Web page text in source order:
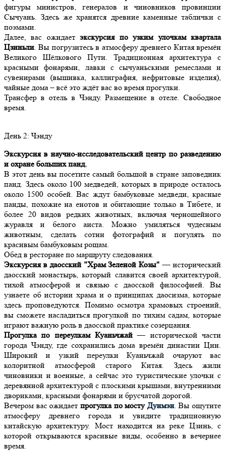
фигуры министров, генералов и чиновников провинции
Сычуань. Здесь же хранятся древние каменные таблички с
поэмами.
Далее, вас ожидаетэкскурсия по узким улочкам квартала
Цзиньли . Вы погрузитесь в атмосферу древнего Китая времён
Великого Шёлкового Пути. Традиционная архитектура с
красными фонарями, лавки с сычуаньскими ремеслами и
сувенирами (вышивка, каллиграфия, нефритовые изделия),
чайные дома – всё это ждёт вас во время прогулки.
Трансфер в отель в Чэнду. Размещение в отеле. Свободное
время.
День 2: Чэнду
Экскурсия в научно-исследовательский центр по разведению
и охране больших панд.
В этот день вы посетите самый большой в стране заповедник
панд. Здесь около 100 медведей, которых в природе осталось
около 1500 особей. Вас ждут бамбуковые медведи, красные
панды, похожие на енотов и обитающие только в Тибете, и
более 20 видов редких животных, включая черношейного
журавля и белого аиста. Можно умиляться чудесным
животным, сделать сотни фотографий и погулять по
красивым бамбуковым рощам.
Обед в ресторане по маршруту следования.
Экскурсия в даосский "Храм Зеленой Козы" — исторический
даосский монастырь, который славится своей архитектурой,
тихой атмосферой и связью с даосской философией. Вы
узнаете об истории храма и о принципах даосизма, которые
здесь проповедуются. Помимо осмотра храмовых строений,
вы сможете насладиться прогулкой по тихим садам, которые
играют важную роль в даосской практике созерцания.
Прогулка по переулкам Куаньчжай — исторической части
города Чэнду, где сохранились дома времён династии Цин.
Широкий и узкий переулки Куаньчжай очаруют вас
колоритной атмосферой старого Китая. Здесь жили
чиновники и военные, а сейчас это туристические улочки с
деревянной архитектурой с плоскими крышами, внутренними
двориками, красными фонарями и брусчатой дорогой.
Вечером вас ожидает прогулка по мосту Дунмэн. Вы ощутите
атмосферу древнего города и увидите традиционную
китайскую архитектуру. Мост находится на реке Цзинь, с
которой открываются красивые виды, особенно в вечернее
время.